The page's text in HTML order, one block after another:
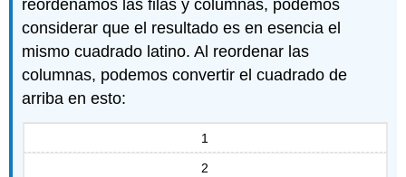
reordenamos las filas y columnas, podemos
considerar que el resultado es en esencia el
mismo cuadrado latino. Al reordenar las
columnas, podemos convertir el cuadrado de
arriba en esto:
1
2